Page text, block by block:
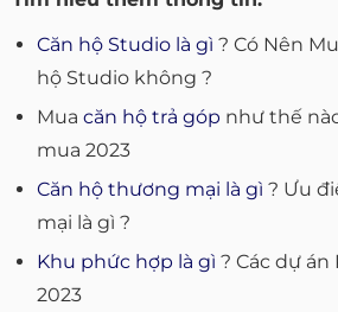
Căn hộ Studio là gì ? Có Nên
hộ Studio không ?
Mua căn hộ trả góp như thế
mua 2023
Căn hộ thương mại là gì ? Ưu
mại là gì ?
Khu phức hợp là gì ? Các dự
2023